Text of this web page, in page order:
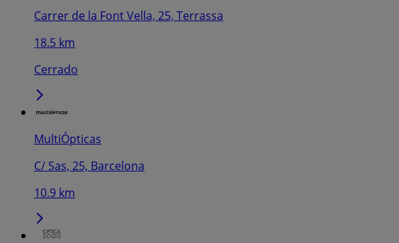
Carrer de la Font Vella, 25, Terrassa
18.5 km
Cerrado
MultiÓpticas
C/ Sas, 25, Barcelona
10.9 km